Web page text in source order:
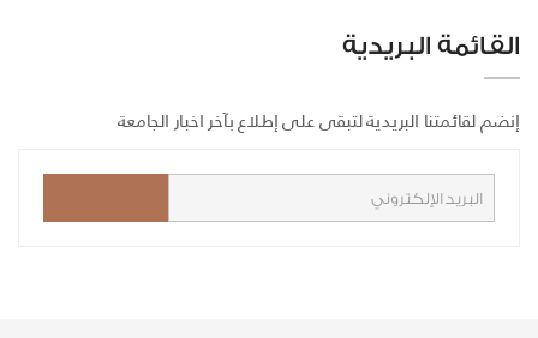
القائمة البريدية
إنضم لقائمتنا البريدية لتبقى على إطلاع بآخر اخبار الجامعة